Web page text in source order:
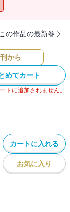
この作品の最新巻
から
めてカート
トに追加されません。
カートに入れる
お気に入り